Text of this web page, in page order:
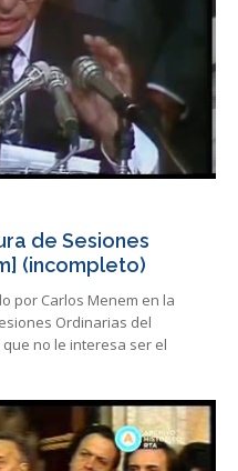
de Sesiones
(incompleto)
por Carlos Menem en la
Ordinarias del
no le interesa ser el